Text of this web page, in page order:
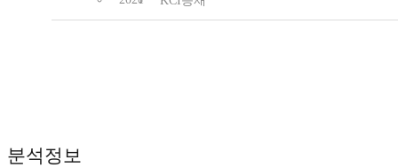
분석정보